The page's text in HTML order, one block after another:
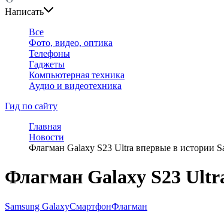
Написать
Все
Фото, видео, оптика
Телефоны
Гаджеты
Компьютерная техника
Аудио и видеотехника
Гид по сайту
Главная
Новости
Флагман Galaxy S23 Ultra впервые в истории
Флагман Galaxy S23
Samsung GalaxyСмартфонФлагман